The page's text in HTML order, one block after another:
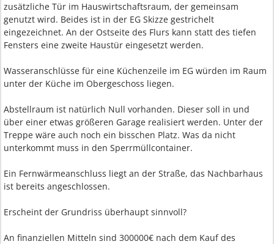
zusätzliche Tür im Hauswirtschaftsraum, der gemeinsam
genutzt wird. Beides ist in der EG Skizze gestrichelt
eingezeichnet. An der Ostseite des Flurs kann statt des tiefen
Fensters eine zweite Haustür eingesetzt werden.
Wasseranschlüsse für eine Küchenzeile im EG würden im Raum
unter der Küche im Obergeschoss liegen.
Abstellraum ist natürlich Null vorhanden. Dieser soll in und
über einer etwas größeren Garage realisiert werden. Unter der
Treppe wäre auch noch ein bisschen Platz. Was da nicht
unterkommt muss in den Sperrmüllcontainer.
Ein Fernwärmeanschluss liegt an der Straße, das Nachbarhaus
ist bereits angeschlossen.
Erscheint der Grundriss überhaupt sinnvoll?
An finanziellen Mitteln sind 300000€ nach dem Kauf des